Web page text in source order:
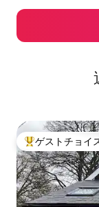
大好評のゲスト
ゲストチョイ